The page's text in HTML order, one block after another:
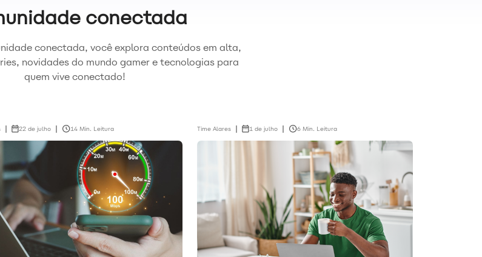
conectada
conectada, você explora conteúdos em alta,
novidades do mundo gamer e tecnologias para
quem vive conectado!
22 de julho 14 Min. Leitura Time Alares 1 de julho 6 Min. Leitura